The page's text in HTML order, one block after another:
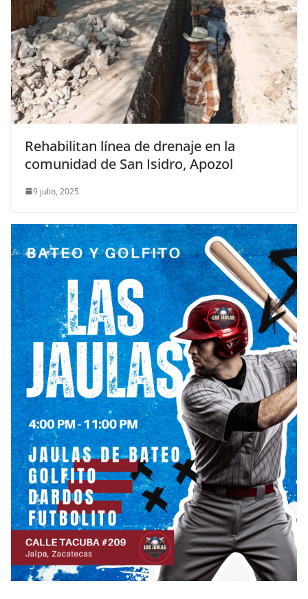
Rehabilitan línea de drenaje en la
comunidad de San Isidro, Apozol
9 julio, 2025